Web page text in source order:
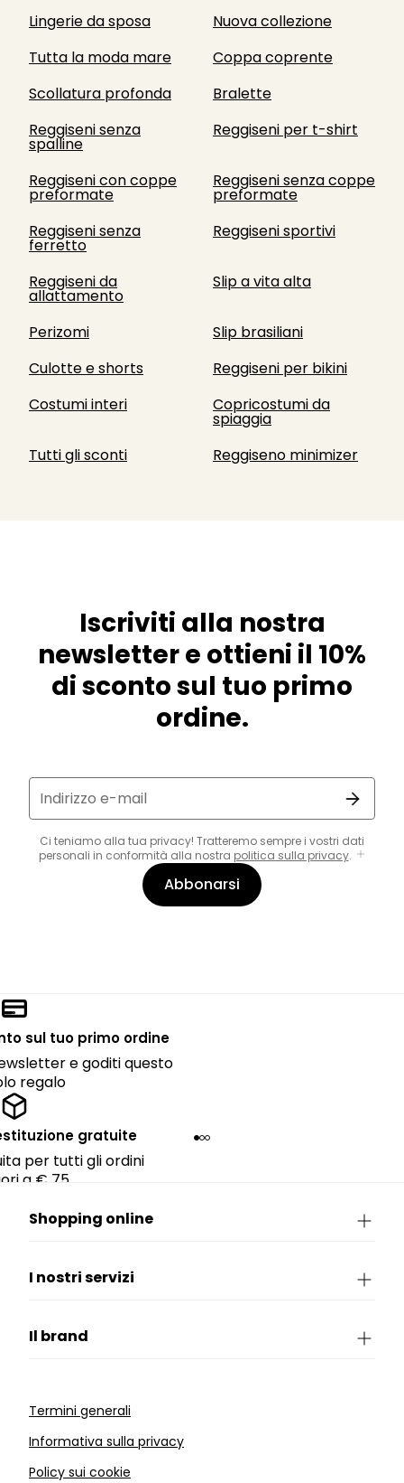
Lingerie da sposa
Nuova collezione
Tutta la moda mare
Coppa coprente
Scollatura profonda
Bralette
Reggiseni senza
spalline
Reggiseni per t-shirt
Reggiseni con coppe
preformate
Reggiseni senza coppe
preformate
Reggiseni senza
ferretto
Reggiseni sportivi
Reggiseni da
allattamento
Slip a vita alta
Perizomi
Slip brasiliani
Culotte e shorts
Reggiseni per bikini
Costumi interi
Copricostumi da
spiaggia
Tutti gli sconti
Reggiseno minimizer
Iscriviti alla nostra
newsletter e ottieni il 10%
di sconto sul tuo primo
ordine.
Indirizzo e-mail
Ci teniamo alla tua privacy! Tratteremo sempre i vostri dati
personali in conformità alla nostra politica sulla privacy.
Abbonarsi
sul tuo primo ordine
e goditi questo
regalo
gratuite
per tutti gli ordini
a € 75.
Shopping online
I nostri servizi
Il brand
Termini generali
Informativa sulla privacy
Policy sui cookie